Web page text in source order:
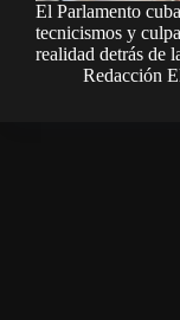
El Parlamento
tecnicismos y
realidad detrás de
Redacción